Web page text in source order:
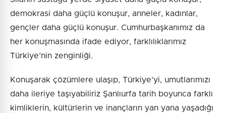
demokrasi daha güçlü konuşur, anneler, kadınlar,
gençler daha güçlü konuşur. Cumhurbaşkanımız da
her konuşmasında ifade ediyor, farklılıklarımız
Türkiye’nin zenginliği.
Konuşarak çözümlere ulaşıp, Türkiye’yi, umutlarımızı
daha ileriye taşıyabiliriz Şanlıurfa tarih boyunca farklı
kimliklerin, kültürlerin ve inançların yan yana yaşadığı